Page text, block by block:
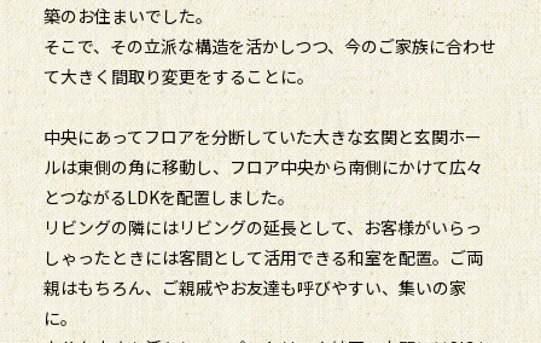
築のお住まいでした。
そこで、その立派な構造を活かしつつ、今のご家族に合わせ
て大きく間取り変更をすることに。
中央にあってフロアを分断していた大きな玄関と玄関ホー
ルは東側の角に移動し、フロア中央から南側にかけて広々
とつながるLDKを配置しました。
リビングの隣にはリビングの延長として、お客様がいらっ
しゃったときには客間として活用できる和室を配置。ご両
親はもちろん、ご親戚やお友達も呼びやすい、集いの家
に。